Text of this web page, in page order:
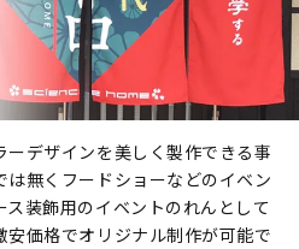
デザインを美しく製作できる事
無くフードショーなどのイベン
ス装飾用のイベントのれんとして
価格でオリジナル制作が可能で